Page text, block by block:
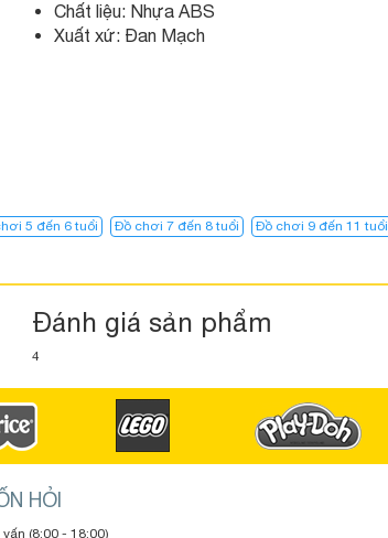
Chất liệu: Nhựa ABS
Xuất xứ: Đan Mạch
5 đến 6 tuổi Đồ chơi 7 đến 8 tuổi Đồ chơi 9 đến 11 tuổi
Đánh giá sản phẩm
4
HỎI
(8:00 - 18:00)